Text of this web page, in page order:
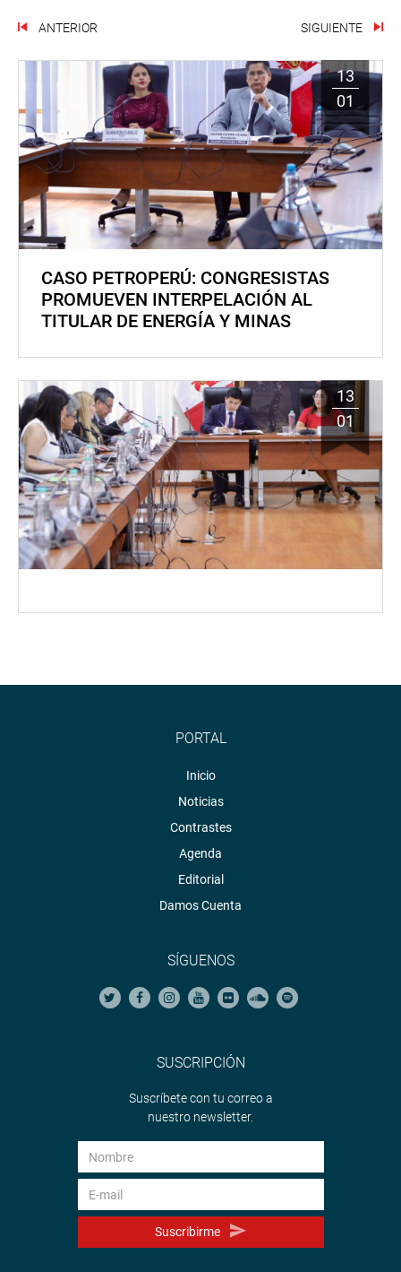
ANTERIOR SIGUIENTE
13
01
CASO PETROPERÚ: CONGRESISTAS
PROMUEVEN INTERPELACIÓN AL
TITULAR DE ENERGÍA Y MINAS
13
01
PORTAL
Inicio
Noticias
Contrastes
Agenda
Editorial
Damos Cuenta
SÍGUENOS
SUSCRIPCIÓN
Suscríbete con tu correo a
nuestro newsletter.
Suscribirme